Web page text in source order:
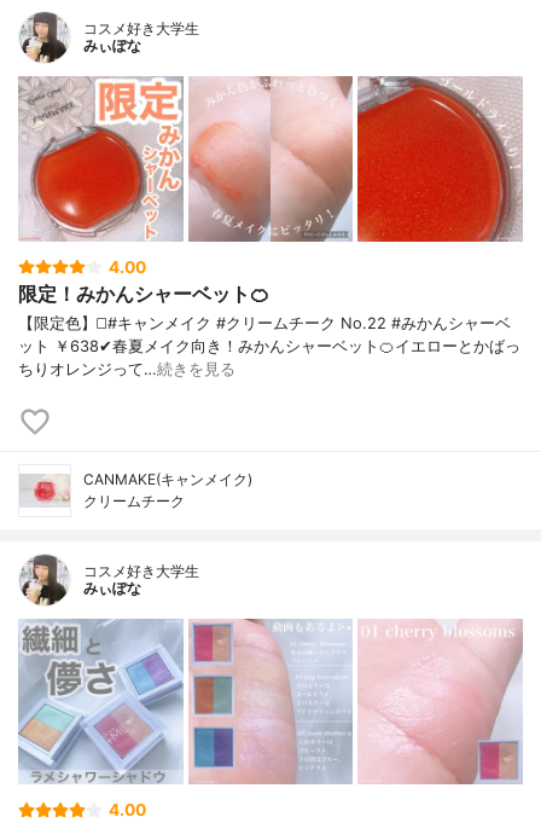
コスメ好き大学生
みぃぽな
4.00
限定！みかんシャーベット🍊
【限定色】◻️#キャンメイク #クリームチーク No.22 #みかんシャーベ
ット ￥638✔春夏メイク向き！みかんシャーベット🍊イエローとかばっ
ちりオレンジって…続きを見る
CANMAKE(キャンメイク)
クリームチーク
コスメ好き大学生
みぃぽな
4.00